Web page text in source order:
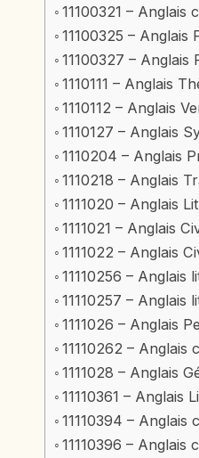
11100321 – Anglais
11100325 –
11100327 – Anglais
1110111 – Anglais
1110112 – Anglais
1110127 – Anglais
1110204 – Anglais
1110218 – Anglais
1111020 – Anglais
1111021 – Anglais
1111022 – Anglais
11110256 –
11110257 – Anglais
1111026 – Anglais
11110262 – Anglais
1111028 – Anglais
11110361 –
11110394 – Anglais
11110396 – Anglais